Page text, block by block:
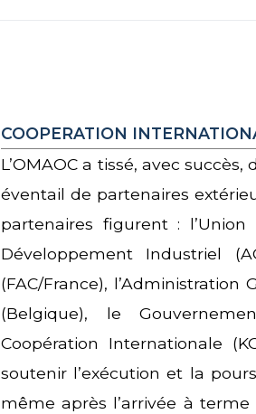
COOPERATION
L’OMAOC a tissé, avec
éventail de partenaires
partenaires figurent : l’Union
Développement Industriel
(FAC/France),
(Belgique), le
Coopération Internationale
soutenir l’exécution et la
même après l’arrivée à